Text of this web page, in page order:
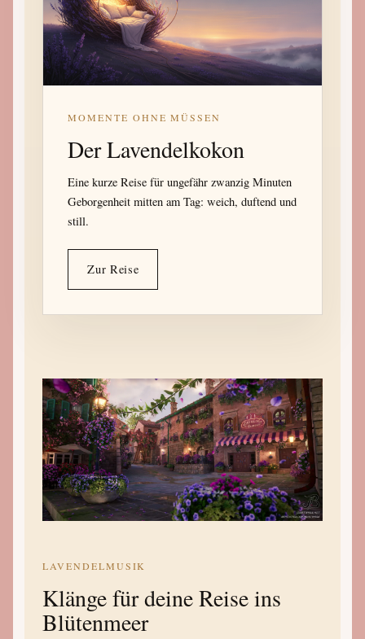
MOMENTE OHNE MÜSSEN
Der Lavendelkokon
Eine kurze Reise für ungefähr zwanzig Minuten
Geborgenheit mitten am Tag: weich, duftend und
still.
Zur Reise
LAVENDELMUSIK
Klänge für deine Reise ins
Blütenmeer